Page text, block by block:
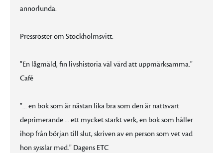
annorlunda.
Pressröster om Stockholmsvitt:
"En lågmäld, fin livshistoria väl värd att uppmärksamma."
Café
"... en bok som är nästan lika bra som den är nattsvart
deprimerande ... ett mycket starkt verk, en bok som håller
ihop från början till slut, skriven av en person som vet vad
hon sysslar med." Dagens ETC